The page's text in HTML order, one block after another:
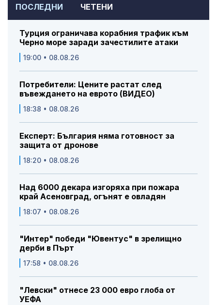
ПОСЛЕДНИ ЧЕТЕНИ
Турция ограничава корабния трафик към
Черно море заради зачестилите атаки
19:00 • 08.08.26
Потребители: Цените растат след
въвеждането на еврото (ВИДЕО)
18:38 • 08.08.26
Експерт: България няма готовност за
защита от дронове
18:20 • 08.08.26
Над 6000 декара изгоряха при пожара
край Асеновград, огънят е овладян
18:07 • 08.08.26
"Интер" победи "Ювентус" в зрелищно
дерби в Пърт
17:58 • 08.08.26
"Левски" отнесе 23 000 евро глоба от
УЕФА